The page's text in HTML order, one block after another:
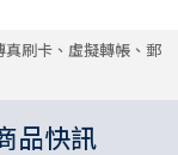
真刷卡、虛擬轉帳、郵
品快訊